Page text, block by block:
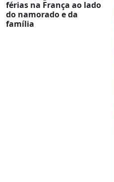
férias na França ao lado
do namorado e da
família